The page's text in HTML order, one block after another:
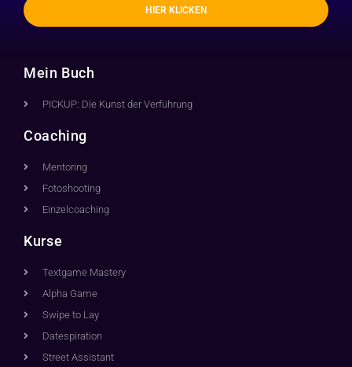
HIER KLICKEN
Mein Buch
PICKUP: Die Kunst der Verführung
Coaching
Mentoring
Fotoshooting
Einzelcoaching
Kurse
Textgame Mastery
Alpha Game
Swipe to Lay
Datespiration
Street Assistant